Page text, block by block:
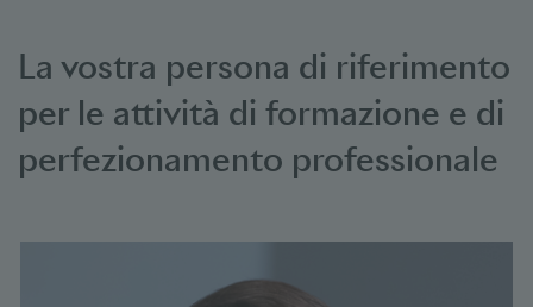
La vostra persona di riferimento
per le attività di formazione e di
perfezionamento professionale